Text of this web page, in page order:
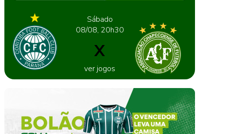
Sábado
08/08, 20h30
X
ver jogos